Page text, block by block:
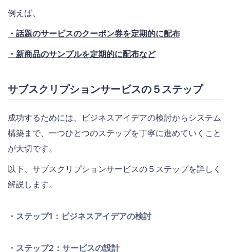
例えば、
・話題のサービスのクーポン券を定期的に配布
・新商品のサンプルを定期的に配布など
サブスクリプションサービスの５ステップ
成功するためには、ビジネスアイデアの検討からシステム
構築まで、一つひとつのステップを丁寧に進めていくこと
が大切です。
以下、サブスクリプションサービスの５ステップを詳しく
解説します。
・ステップ1：ビジネスアイデアの検討
・ステップ2：サービスの設計